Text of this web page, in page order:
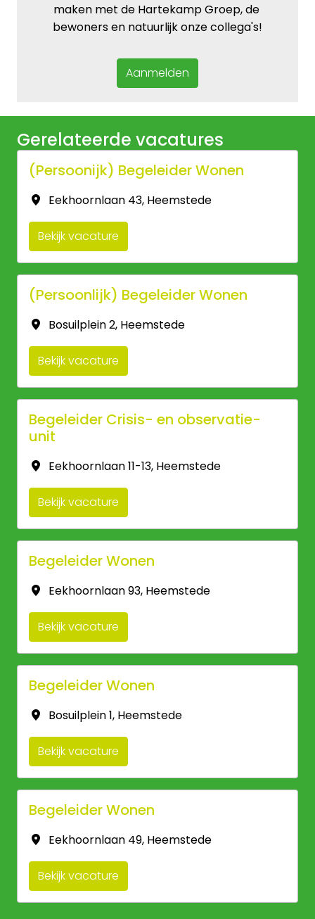
maken met de Hartekamp Groep, de
bewoners en natuurlijk onze collega's!
Aanmelden
Gerelateerde vacatures
(Persoonijk) Begeleider Wonen
Eekhoornlaan 43, Heemstede
Bekijk vacature
(Persoonlijk) Begeleider Wonen
Bosuilplein 2, Heemstede
Bekijk vacature
Begeleider Crisis- en observatie-
unit
Eekhoornlaan 11-13, Heemstede
Bekijk vacature
Begeleider Wonen
Eekhoornlaan 93, Heemstede
Bekijk vacature
Begeleider Wonen
Bosuilplein 1, Heemstede
Bekijk vacature
Begeleider Wonen
Eekhoornlaan 49, Heemstede
Bekijk vacature